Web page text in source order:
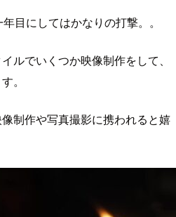
目にしてはかなりの打撃。。
ルでいくつか映像制作をして、
。
制作や写真撮影に携われると嬉